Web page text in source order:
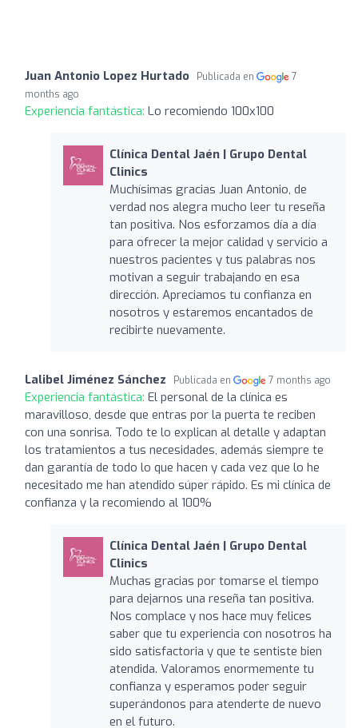
Juan Antonio Lopez Hurtado Publicada en
7
months ago
Experiencia fantástica: Lo recomiendo 100x100
Clínica Dental Jaén | Grupo Dental
Clinics
Muchísimas gracias Juan Antonio, de
verdad nos alegra mucho leer tu reseña
tan positiva. Nos esforzamos día a día
para ofrecer la mejor calidad y servicio a
nuestros pacientes y tus palabras nos
motivan a seguir trabajando en esa
dirección. Apreciamos tu confianza en
nosotros y estaremos encantados de
recibirte nuevamente.
Lalibel Jiménez Sánchez Publicada en 7 months ago
Experiencia fantástica: El personal de la clínica es
maravilloso, desde que entras por la puerta te reciben
con una sonrisa. Todo te lo explican al detalle y adaptan
los tratamientos a tus necesidades, además siempre te
dan garantía de todo lo que hacen y cada vez que lo he
necesitado me han atendido súper rápido. Es mi clínica de
confianza y la recomiendo al 100%
Clínica Dental Jaén | Grupo Dental
Clinics
Muchas gracias por tomarse el tiempo
para dejarnos una reseña tan positiva.
Nos complace y nos hace muy felices
saber que tu experiencia con nosotros ha
sido satisfactoria y que te sentiste bien
atendida. Valoramos enormemente tu
confianza y esperamos poder seguir
superándonos para atenderte de nuevo
en el futuro.